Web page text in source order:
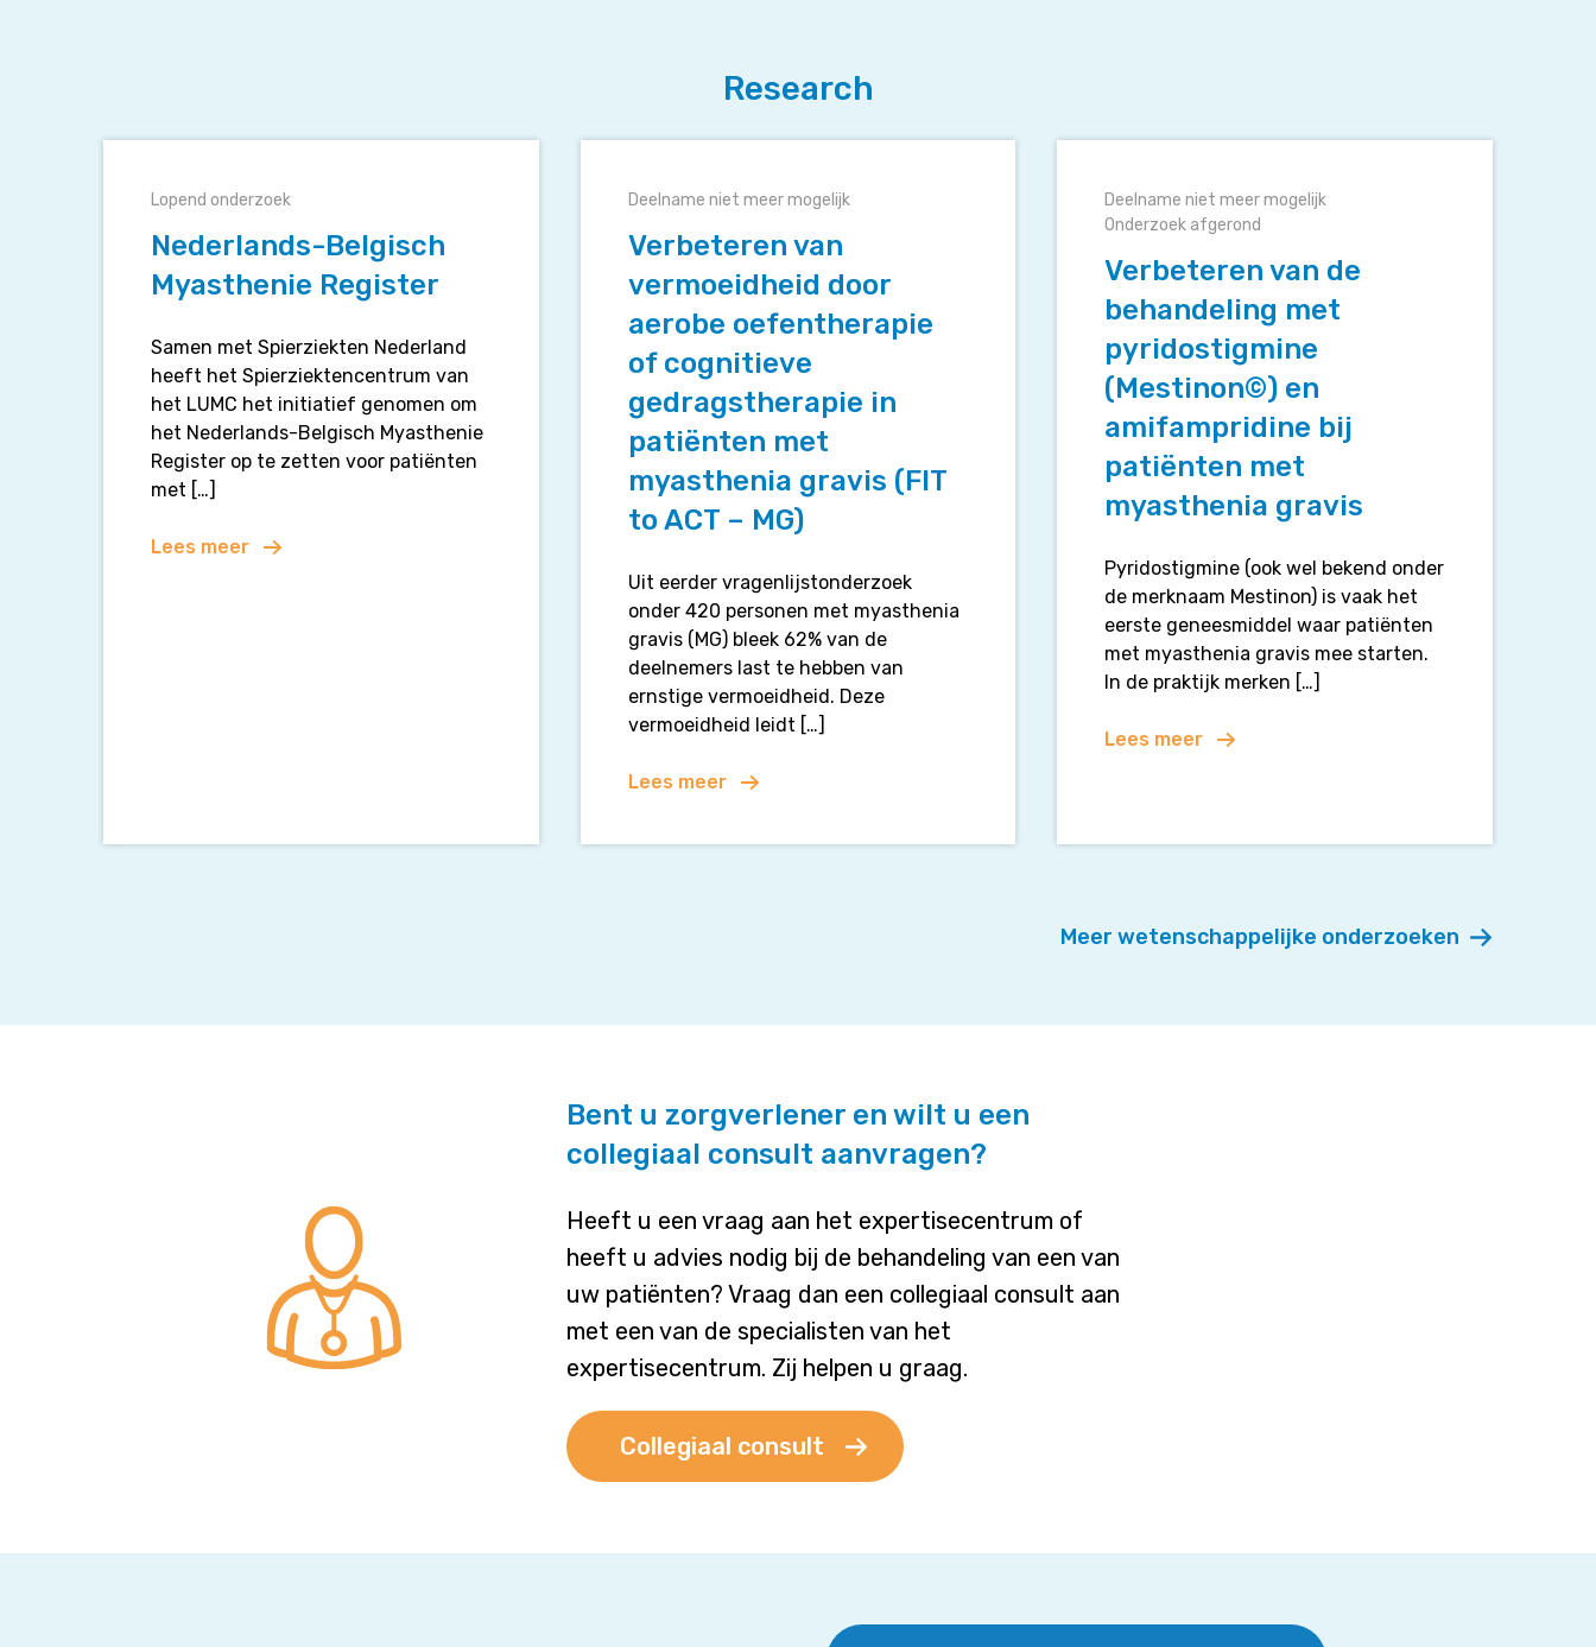
Research
Myasthenie
Register
Lopend onderzoek
Nederlands-Belgisch
Myasthenie Register
Samen met Spierziekten Nederland
heeft het Spierziektencentrum van
het LUMC het initiatief genomen om
het Nederlands-Belgisch Myasthenie
Register op te zetten voor patiënten
met […]
Lees meer
vermoeidheid
oefentherapie
cognitieve
gedragstherapie
patiënten
myasthenia
gravis
Deelname niet meer mogelijk
Verbeteren van
vermoeidheid door
aerobe oefentherapie
of cognitieve
gedragstherapie in
patiënten met
myasthenia gravis (FIT
to ACT – MG)
Uit eerder vragenlijstonderzoek
onder 420 personen met myasthenia
gravis (MG) bleek 62% van de
deelnemers last te hebben van
ernstige vermoeidheid. Deze
vermoeidheid leidt […]
Lees meer
behandeling
pyridostigmine
(Mestinon©)
amifampridine
patiënten
gravis
Deelname niet meer mogelijk
Onderzoek afgerond
Verbeteren van de
behandeling met
pyridostigmine
(Mestinon©) en
amifampridine bij
patiënten met
myasthenia gravis
Pyridostigmine (ook wel bekend onder
de merknaam Mestinon) is vaak het
eerste geneesmiddel waar patiënten
met myasthenia gravis mee starten.
In de praktijk merken […]
Lees meer
Meer wetenschappelijke onderzoeken
Bent u zorgverlener en wilt u een
collegiaal consult aanvragen?
Heeft u een vraag aan het expertisecentrum of
heeft u advies nodig bij de behandeling van een van
uw patiënten? Vraag dan een collegiaal consult aan
met een van de specialisten van het
expertisecentrum. Zij helpen u graag.
Collegiaal consult